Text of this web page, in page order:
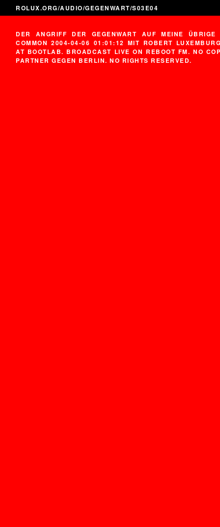
ROLUX.ORG/AUDIO/GEGENWART/S03E04
DER ANGRIFF DER GEGENWART AUF MEINE
COMMON 2004-04-06 01:01:12 MIT ROBERT
AT BOOTLAB. BROADCAST LIVE ON REBOOT FM. NO
PARTNER GEGEN BERLIN. NO RIGHTS RESERVED.